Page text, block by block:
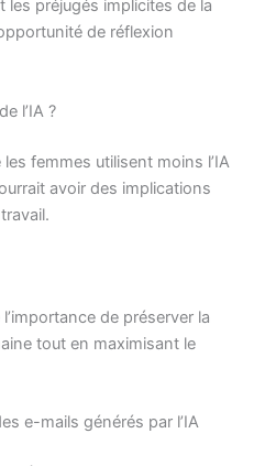
les préjugés implicites de la
de réflexion
l’IA ?
femmes utilisent moins l’IA
avoir des implications
de préserver la
tout en maximisant le
e-mails générés par l’IA